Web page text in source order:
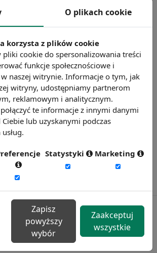
Badań nad Gospodarką Rynkową
wiedzieć więcej?
O plikach cookie
korzysta z plików cookie
cookie do spersonalizowania treści
funkcje społecznościowe i
naszej witrynie. Informacje o tym, jak
witryny, udostępniamy partnerom
reklamowym i analitycznym.
te informacje z innymi danymi
lub uzyskanymi podczas
Statystyki Marketing
Zapisz
powyższy
wybór
Zaakceptuj
wszystkie